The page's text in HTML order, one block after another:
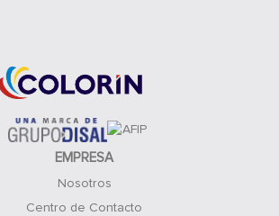
EMPRESA
Nosotros
Centro de Contacto